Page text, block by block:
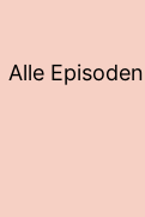
Alle Episoden